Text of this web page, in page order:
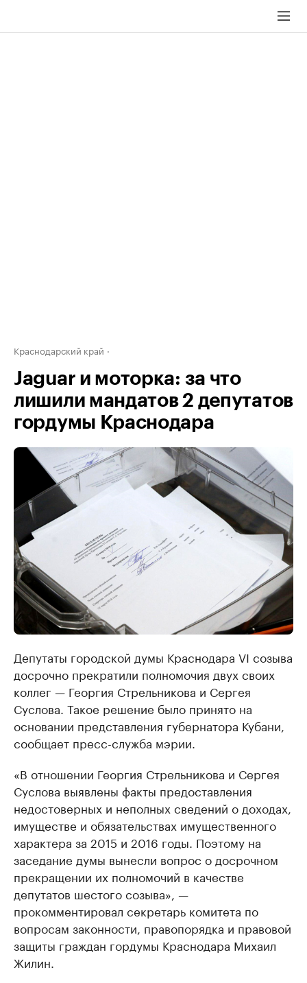
Краснодарский край
Jaguar и моторка: за что
лишили мандатов 2 депутатов
гордумы Краснодара
Депутаты городской думы Краснодара VI созыва
досрочно прекратили полномочия двух своих
коллег — Георгия Стрельникова и Сергея
Суслова. Такое решение было принято на
основании представления губернатора Кубани,
сообщает пресс-служба мэрии.
«В отношении Георгия Стрельникова и Сергея
Суслова выявлены факты предоставления
недостоверных и неполных сведений о доходах,
имуществе и обязательствах имущественного
характера за 2015 и 2016 годы. Поэтому на
заседание думы вынесли вопрос о досрочном
прекращении их полномочий в качестве
депутатов шестого созыва», —
прокомментировал секретарь комитета по
вопросам законности, правопорядка и правовой
защиты граждан гордумы Краснодара Михаил
Жилин.